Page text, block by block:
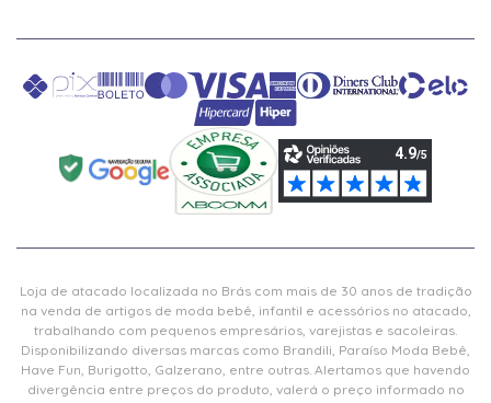
Loja de atacado localizada no Brás com mais de 30 anos de tradição
na venda de artigos de moda bebê, infantil e acessórios no atacado,
trabalhando com pequenos empresários, varejistas e sacoleiras.
Disponibilizando diversas marcas como Brandili, Paraíso Moda Bebê,
Have Fun, Burigotto, Galzerano, entre outras. Alertamos que havendo
divergência entre preços do produto, valerá o preço informado no